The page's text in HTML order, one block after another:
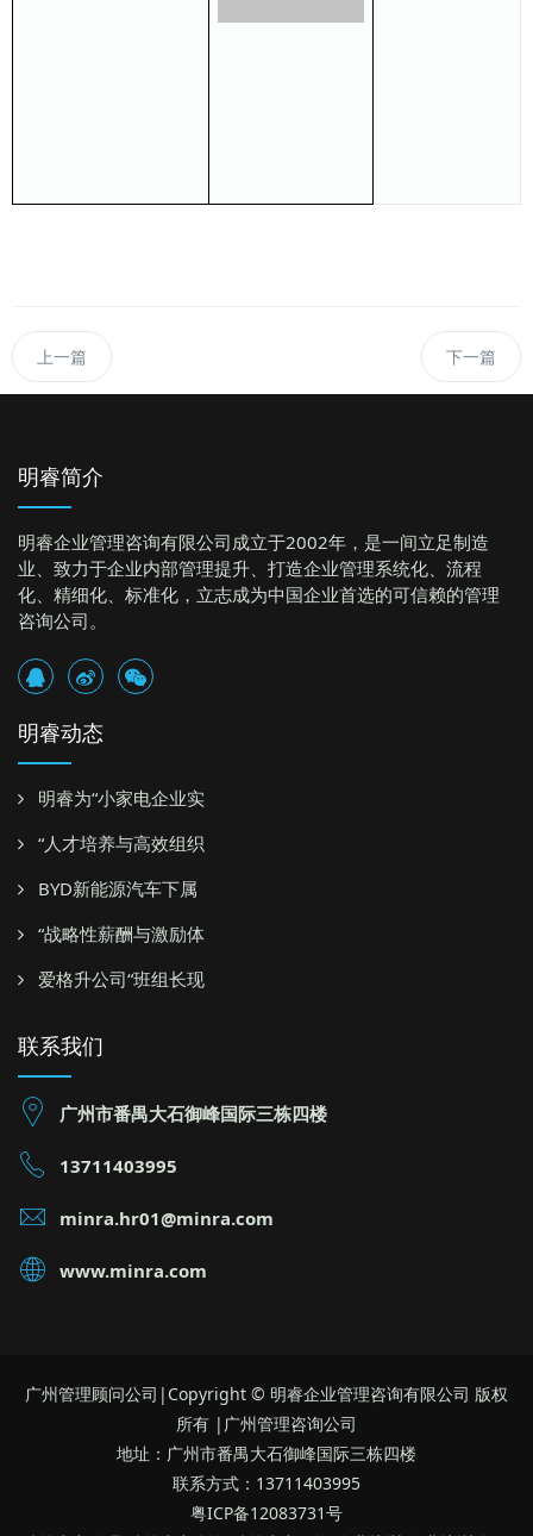
上一篇 下一篇
明睿企业管理咨询有限公司成立于2002年，是一间立足制造
业、致力于企业内部管理提升、打造企业管理系统化、流程
化、精细化、标准化，立志成为中国企业首选的可信赖的管理
咨询公司。
明睿为“小家电企业实
“人才培养与高效组织
BYD新能源汽车下属
“战略性薪酬与激励体
广州市番禺大石御峰国际三栋四楼
13711403995
minra.hr01@minra.com
广州管理顾问公司|Copyright © 明睿企业管理咨询有限公司 版权
所有 |广州管理咨询公司
地址：广州市番禺大石御峰国际三栋四楼
联系方式：13711403995